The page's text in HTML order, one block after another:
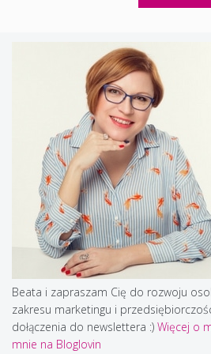
Beata i zapraszam Cię do rozwoju
zakresu marketingu i
dołączenia do newslettera :) Więcej o
mnie na Bloglovin